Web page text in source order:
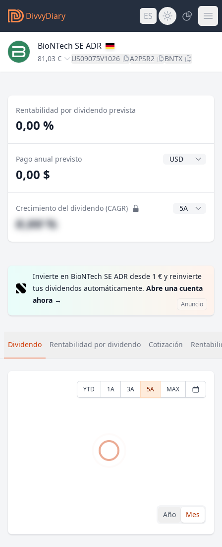
DivvyDiary ES
BioNTech SE ADR
81,03 € US09075V1026 A2PSR2 BNTX
Rentabilidad por dividendo prevista
0,00 %
Pago anual previsto Divisa del
0,00 $
Crecimiento del dividendo (CAGR) Años CAGR
#,## %
Invierte en BioNTech SE ADR desde 1 € y reinvierte
tus dividendos automáticamente. Abre una cuenta
ahora → Anuncio
Dividendo Rentabilidad por dividendo Cotización
YTD 1A 3A 5A MAX
Año Mes